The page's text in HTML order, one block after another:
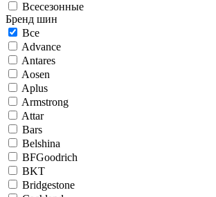
Всесезонные
Бренд шин
Все
Advance
Antares
Aosen
Aplus
Armstrong
Attar
Bars
Belshina
BFGoodrich
BKT
Bridgestone